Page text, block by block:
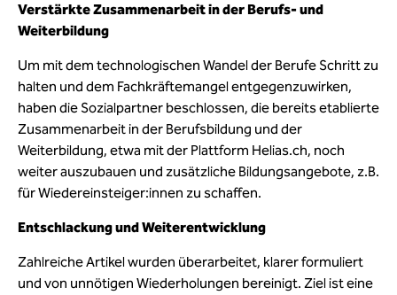
Verstärkte Zusammenarbeit in der Berufs- und
Weiterbildung
Um mit dem technologischen Wandel der Berufe Schritt zu
halten und dem Fachkräftemangel entgegenzuwirken,
haben die Sozialpartner beschlossen, die bereits etablierte
Zusammenarbeit in der Berufsbildung und der
Weiterbildung, etwa mit der Plattform Helias.ch, noch
weiter auszubauen und zusätzliche Bildungsangebote, z.B.
für Wiedereinsteiger:innen zu schaffen.
Entschlackung und Weiterentwicklung
Zahlreiche Artikel wurden überarbeitet, klarer formuliert
und von unnötigen Wiederholungen bereinigt. Ziel ist eine